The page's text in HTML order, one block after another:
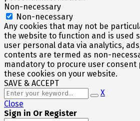
Non-necessary
Non-necessary
Any cookies that may not be
the website to function and is used
user personal data via analytics,
contents are termed as non-
mandatory to procure user
these cookies on your website.
SAVE & ACCEPT
X
Close
Sign in Or Register